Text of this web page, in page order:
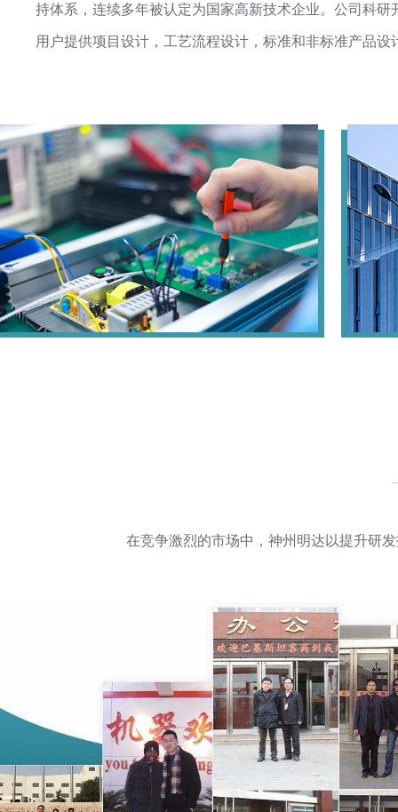
持体系，连续多年被认定为国家高新技术企业。公司科
用户提供项目设计，工艺流程设计，标准和非标准产品设
在竞争激烈的市场中，神州明达以提升研